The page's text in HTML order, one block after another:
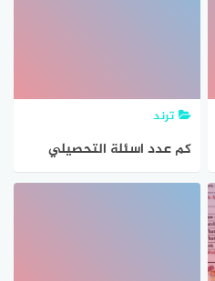
ترند
كم عدد اسئلة التحصيلي
كامله